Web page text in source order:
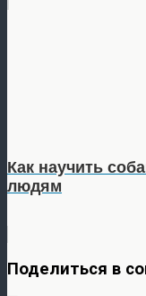
Как научить
людям
Поделиться в